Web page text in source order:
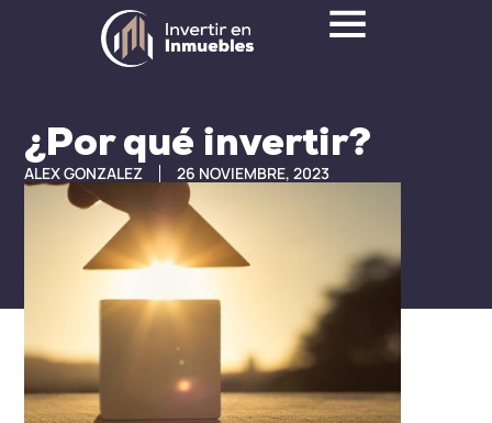
¿Por qué invertir?
ALEX GONZALEZ 26 NOVIEMBRE, 2023